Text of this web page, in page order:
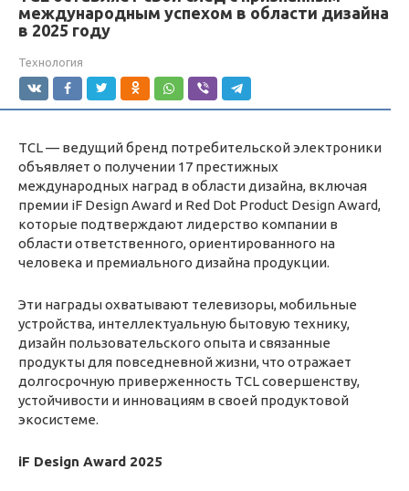
международным успехом в области дизайна
в 2025 году
Технология
TCL — ведущий бренд потребительской электроники
объявляет о получении 17 престижных
международных наград в области дизайна, включая
премии iF Design Award и Red Dot Product Design Award,
которые подтверждают лидерство компании в
области ответственного, ориентированного на
человека и премиального дизайна продукции.
Эти награды охватывают телевизоры, мобильные
устройства, интеллектуальную бытовую технику,
дизайн пользовательского опыта и связанные
продукты для повседневной жизни, что отражает
долгосрочную приверженность TCL совершенству,
устойчивости и инновациям в своей продуктовой
экосистеме.
iF Design Award 2025